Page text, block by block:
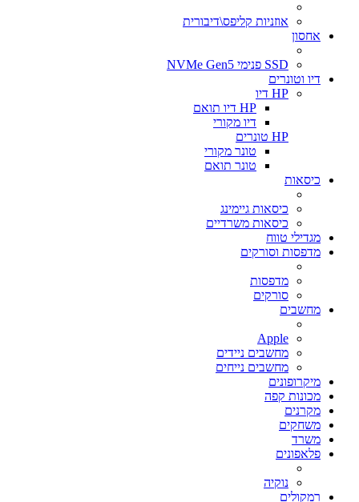
אוזניות קליפס\דיבורית
אחסון
SSD פנימי NVMe Gen5
דיו וטונרים
HP דיו
HP דיו תואם
דיו מקורי
HP טונרים
טונר מקורי
טונר תואם
כיסאות
כיסאות גיימינג
כיסאות משרדיים
מגדילי טווח
מדפסות וסורקים
מדפסות
סורקים
מחשבים
Apple
מחשבים ניידים
מחשבים נייחים
מיקרופונים
מכונות קפה
מקרנים
משחקים
משרד
פלאפונים
נוקיה
רמקולים